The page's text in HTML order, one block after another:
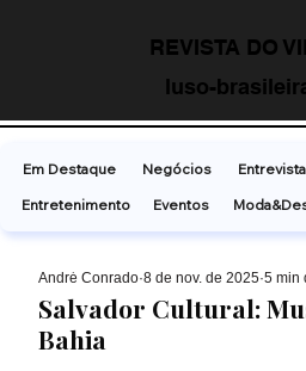
REVISTA DO
luso-
Salvador Cultural:
Bahia
André Conrado 8 de nov. de 2025 5 min
Em Destaque Negócios
Entretenimento
Eventos